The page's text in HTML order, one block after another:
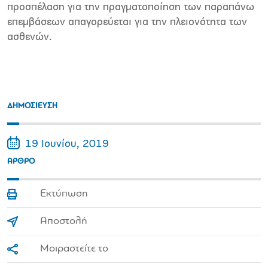
προσπέλαση για την πραγματοποίηση των παραπάνω
επεμβάσεων απαγορεύεται για την πλειονότητα των
ασθενών.
ΔΗΜΟΣΙΕΥΣΗ
19 Ιουνίου, 2019
ΑΡΘΡΟ
Εκτύπωση
Αποστολή
Μοιραστείτε το